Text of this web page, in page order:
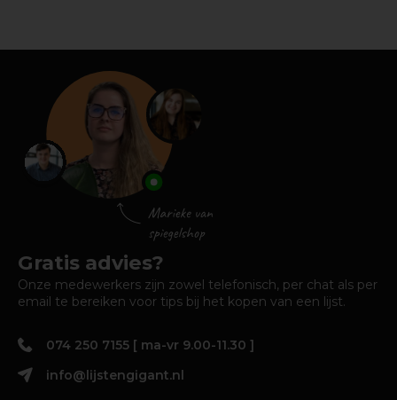
Gratis advies?
Onze medewerkers zijn zowel telefonisch, per chat als per
email te bereiken voor tips bij het kopen van een lijst.
074 250 7155 [ ma-vr 9.00-11.30 ]
info@lijstengigant.nl